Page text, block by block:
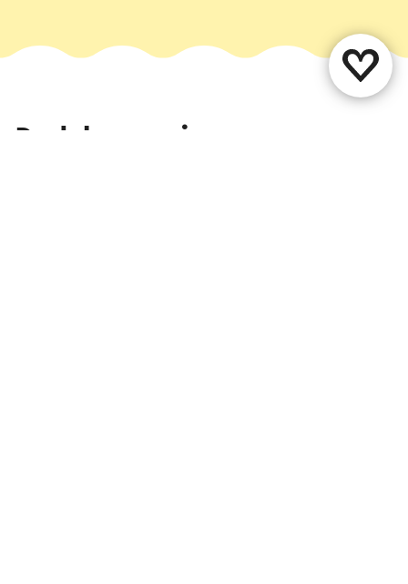
Deel deze pagina